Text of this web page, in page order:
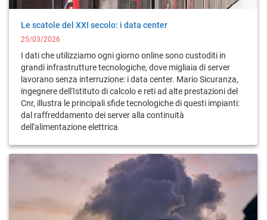
Le scatole del XXI secolo: i data center
25/03/2026
I dati che utilizziamo ogni giorno online sono custoditi in
grandi infrastrutture tecnologiche, dove migliaia di server
lavorano senza interruzione: i data center. Mario Sicuranza,
ingegnere dell'Istituto di calcolo e reti ad alte prestazioni del
Cnr, illustra le principali sfide tecnologiche di questi impianti:
dal raffreddamento dei server alla continuità
dell'alimentazione elettrica